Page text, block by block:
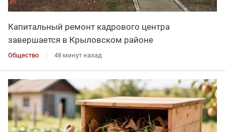
Капитальный ремонт кадрового центра
завершается в Крыловском районе
Общество 48 минут назад